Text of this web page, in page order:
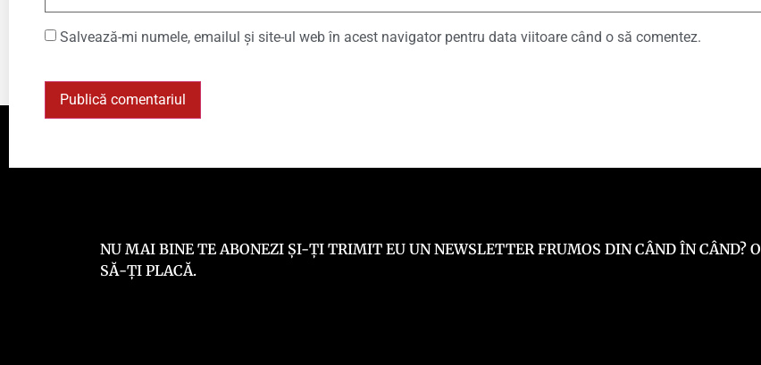
Salvează-mi numele, emailul și site-ul web în acest navigator pentru data viitoare când o să comentez.
NU MAI BINE TE ABONEZI ȘI-ȚI TRIMIT EU UN NEWSLETTER FRUMOS DIN CÂND ÎN CÂND? O
SĂ-ȚI PLACĂ.